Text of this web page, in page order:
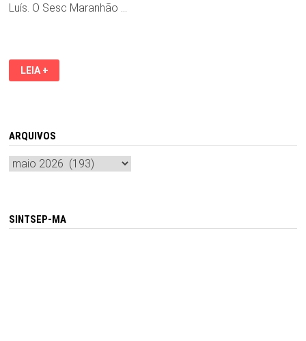
Luís. O Sesc Maranhão …
GRUPO
REVELAÇÃO
MEGA
SHOW
SÁBADO
LEIA +
ARQUIVOS
Arquivos
SINTSEP-MA